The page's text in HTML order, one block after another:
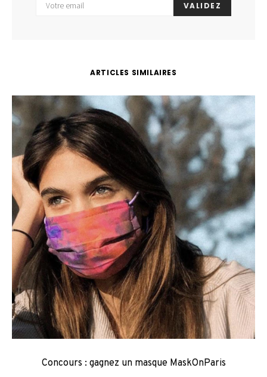
VALIDEZ
ARTICLES SIMILAIRES
Concours : gagnez un masque MaskOnParis